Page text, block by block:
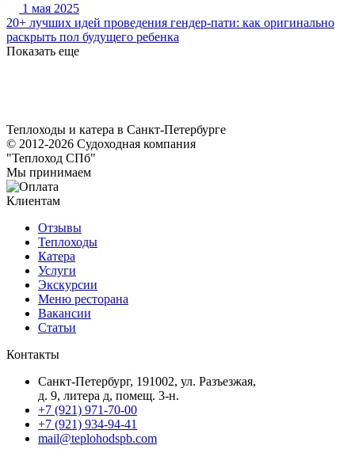
1 мая 2025
20+ лучших идей проведения гендер-пати: как оригинально
раскрыть пол будущего ребенка
Показать еще
Теплоходы и катера в Санкт-Петербурге
© 2012-2026 Судоходная компания
"Теплоход СПб"
Мы принимаем
Клиентам
Отзывы
Теплоходы
Катера
Услуги
Экскурсии
Меню ресторана
Вакансии
Статьи
Контакты
Санкт-Петербург, 191002, ул. Разъезжая,
д. 9, литера д, помещ. 3-н.
+7 (921) 971-70-00
+7 (921) 934-94-41
mail@teplohodspb.com